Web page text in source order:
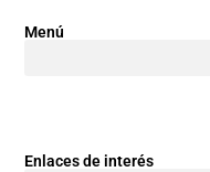
Menú
Enlaces de interés